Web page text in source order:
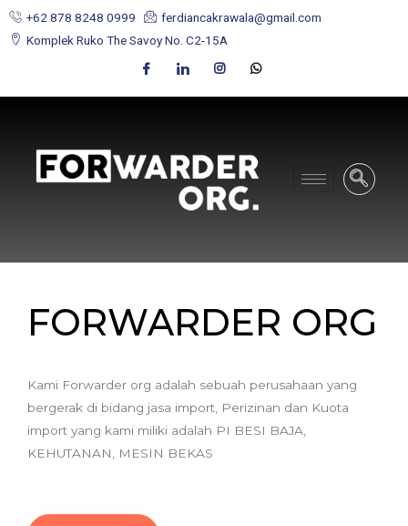
+62 878 8248 0999
ferdiancakrawala@gmail.com
Komplek Ruko The Savoy No. C2-15A
FORWARDER ORG
Kami Forwarder org adalah sebuah perusahaan yang
bergerak di bidang jasa import, Perizinan dan Kuota
import yang kami miliki adalah PI BESI BAJA,
KEHUTANAN, MESIN BEKAS